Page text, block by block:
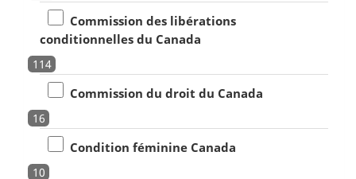
Commission des libérations
conditionnelles du Canada
114
Commission du droit du Canada
16
Condition féminine Canada
10